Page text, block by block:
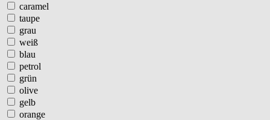
caramel
taupe
grau
weiß
blau
petrol
grün
olive
gelb
orange